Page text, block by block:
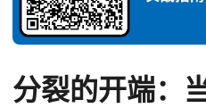
分裂的开端：